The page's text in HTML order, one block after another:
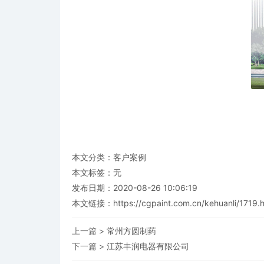
本文分类： 客户案例
本文标签：无
发布日期：2020-08-26 10:06:19
本文链接： https://cgpaint.com.cn/kehuanli/
上一篇 > 常州方圆制药
下一篇 > 江苏丰润电器有限公司